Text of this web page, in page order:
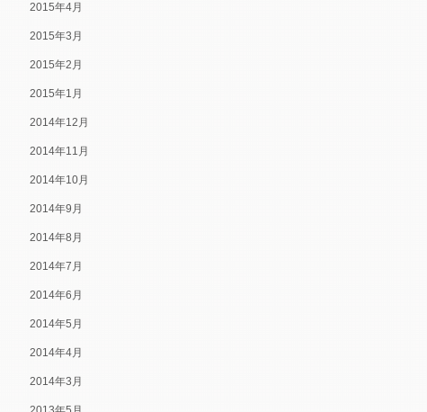
2015年4月
2015年3月
2015年2月
2015年1月
2014年12月
2014年11月
2014年10月
2014年9月
2014年8月
2014年7月
2014年6月
2014年5月
2014年4月
2014年3月